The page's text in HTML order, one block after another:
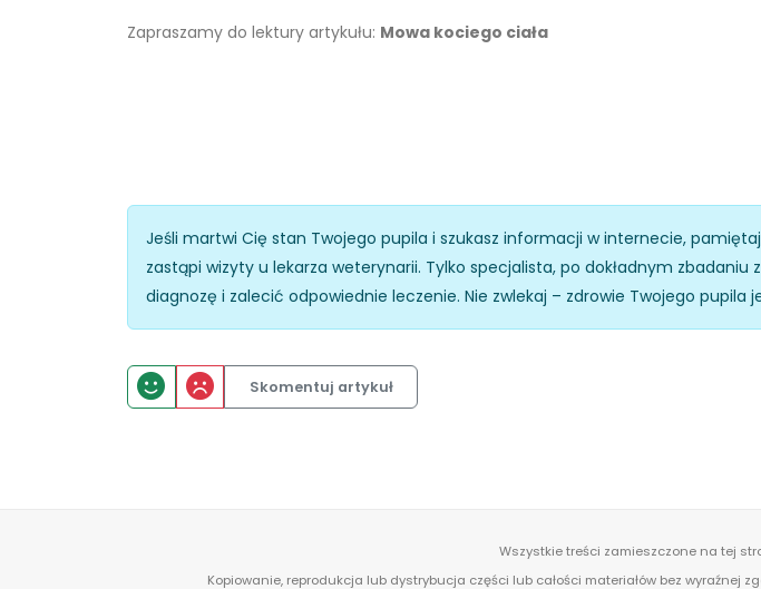
Zapraszamy do lektury artykułu: Mowa kociego ciała
Jeśli martwi Cię stan Twojego pupila i szukasz informacji w internecie,
zastąpi wizyty u lekarza weterynarii. Tylko specjalista, po dokładnym zbadaniu
diagnozę i zalecić odpowiednie leczenie. Nie zwlekaj – zdrowie Twojego pupila
Skomentuj artykuł
Wszystkie treści zamieszczone na tej
Kopiowanie, reprodukcja lub dystrybucja części lub całości materiałów bez wyraźnej